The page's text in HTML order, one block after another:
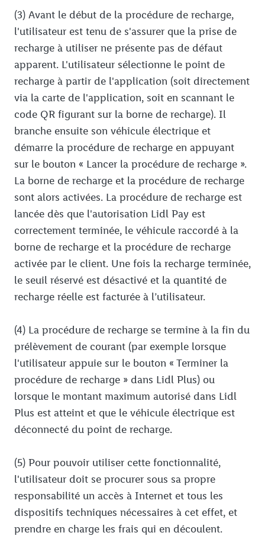
(3) Avant le début de la procédure de recharge,
l'utilisateur est tenu de s'assurer que la prise de
recharge à utiliser ne présente pas de défaut
apparent. L'utilisateur sélectionne le point de
recharge à partir de l'application (soit directement
via la carte de l'application, soit en scannant le
code QR figurant sur la borne de recharge). Il
branche ensuite son véhicule électrique et
démarre la procédure de recharge en appuyant
sur le bouton « Lancer la procédure de recharge ».
La borne de recharge et la procédure de recharge
sont alors activées. La procédure de recharge est
lancée dès que l'autorisation Lidl Pay est
correctement terminée, le véhicule raccordé à la
borne de recharge et la procédure de recharge
activée par le client. Une fois la recharge terminée,
le seuil réservé est désactivé et la quantité de
recharge réelle est facturée à l’utilisateur.
(4) La procédure de recharge se termine à la fin du
prélèvement de courant (par exemple lorsque
l'utilisateur appuie sur le bouton « Terminer la
procédure de recharge » dans Lidl Plus) ou
lorsque le montant maximum autorisé dans Lidl
Plus est atteint et que le véhicule électrique est
déconnecté du point de recharge.
(5) Pour pouvoir utiliser cette fonctionnalité,
l'utilisateur doit se procurer sous sa propre
responsabilité un accès à Internet et tous les
dispositifs techniques nécessaires à cet effet, et
prendre en charge les frais qui en découlent.